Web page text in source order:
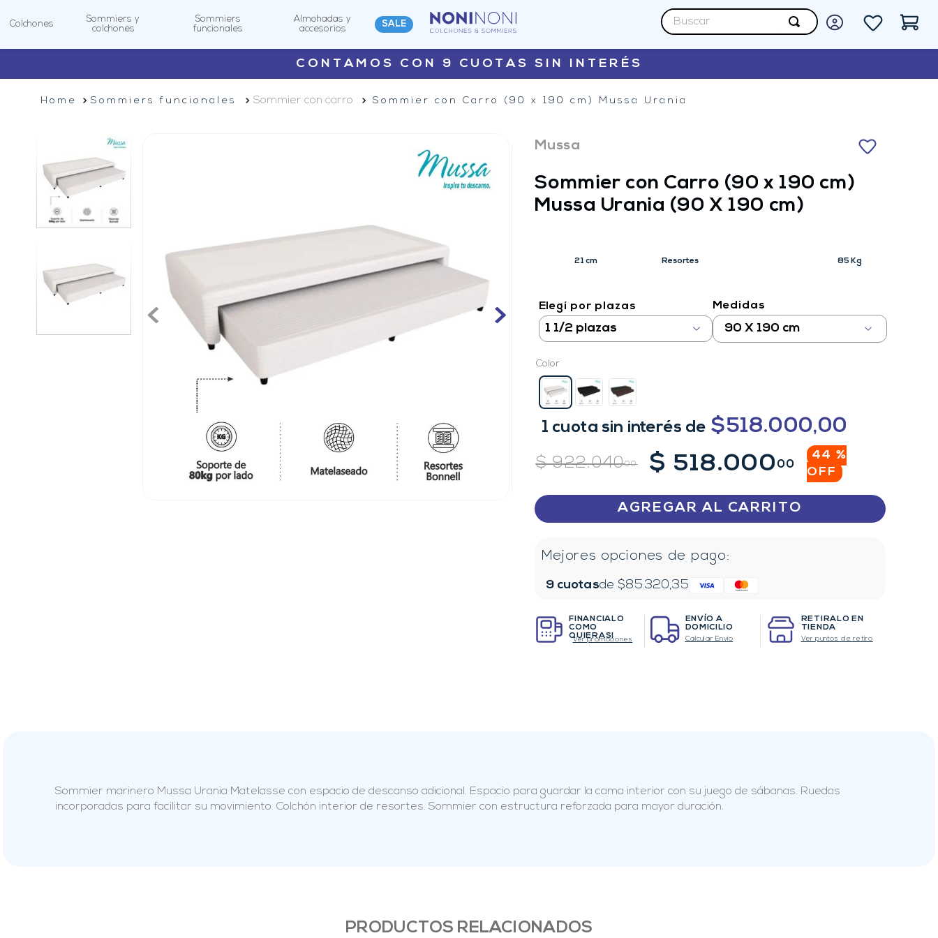
Colchones
Sommiers y
colchones
Sommiers
funcionales
Almohadas y
accesorios
SALE
Buscar
CONTAMOS CON 9 CUOTAS SIN INTERÉS
Sommiers funcionales Sommier con carro Sommier con Carro (90 x 190 cm) Mussa Urania
Mussa
Sommier con Carro (90 x 190 cm)
Mussa Urania (90 X 190 cm)
21 cm Resortes 85 Kg
Color
Medidas
90 X 190 cm
Elegí por plazas
1 cuota sin interés de $518.000,00
$ 922.04000 $ 518.000 00
44 %
OFF
AGREGAR AL CARRITO
Mejores opciones de pago:
9cuotasde $85.320,35
Ver promociones
FINANCIALO
COMO
QUIERAS!
ENVÍO A
DOMICILIO
Calcular Envio
RETIRALO EN
TIENDA
Ver puntos de retiro
Sommier marinero Mussa Urania Matelasse con espacio de descanso adicional. Espacio para guardar la cama interior con su juego de sábanas. Ruedas
incorporadas para facilitar su movimiento. Colchón interior de resortes. Sommier con estructura reforzada para mayor duración.
PRODUCTOS RELACIONADOS
BUSCADOS
1 .
sommiers